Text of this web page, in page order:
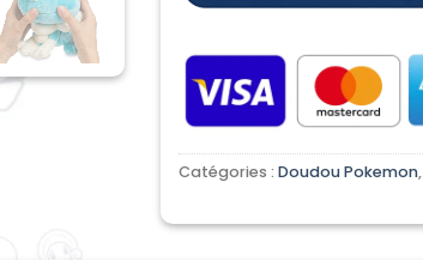
Catégories : Doudou Pokemon,